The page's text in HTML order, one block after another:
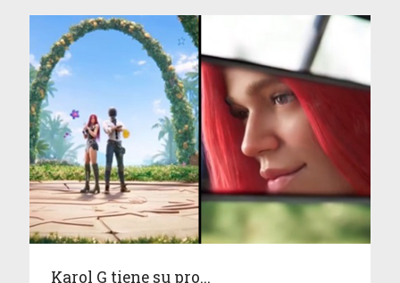
Karol G tiene su pro...